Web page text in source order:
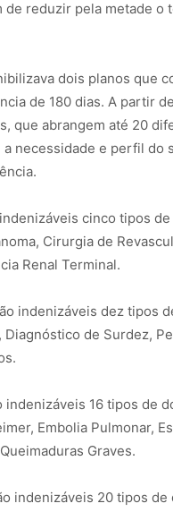
de reduzir pela metade
dois planos que
de 180 dias. A partir
que abrangem até 20
necessidade e perfil do
cinco tipos
Cirurgia de
Renal Terminal.
indenizáveis dez tipos
de Surdez,
indenizáveis 16 tipos de
Embolia Pulmonar,
Graves.
indenizáveis 20 tipos de